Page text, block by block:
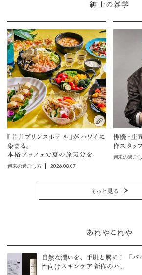
紳士の雑学
『品川プリンスホテル』がハワイに
染まる。
本格ブッフェで夏の旅気分を
週末の過ごし方 2026.08.07
俳優・庄
作スタッ
週末の過ご
もっと見る
あれやこれや
自然な潤いを、手肌と唇に！ 「バ
性向けスキンケア 新作のハ...